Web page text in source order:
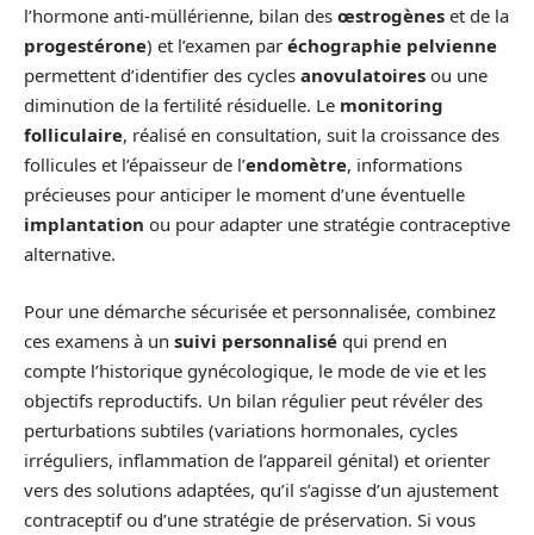
l’hormone anti-müllérienne, bilan des œstrogènes et de la
progestérone) et l’examen par échographie pelvienne
permettent d’identifier des cycles anovulatoires ou une
diminution de la fertilité résiduelle. Le monitoring
folliculaire, réalisé en consultation, suit la croissance des
follicules et l’épaisseur de l’endomètre, informations
précieuses pour anticiper le moment d’une éventuelle
implantation ou pour adapter une stratégie contraceptive
alternative.
Pour une démarche sécurisée et personnalisée, combinez
ces examens à un suivi personnalisé qui prend en
compte l’historique gynécologique, le mode de vie et les
objectifs reproductifs. Un bilan régulier peut révéler des
perturbations subtiles (variations hormonales, cycles
irréguliers, inflammation de l’appareil génital) et orienter
vers des solutions adaptées, qu’il s’agisse d’un ajustement
contraceptif ou d’une stratégie de préservation. Si vous